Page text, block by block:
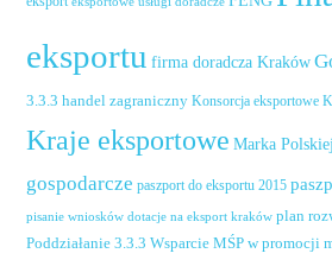
eksportu firma doradcza Kraków
3.3.3 handel zagraniczny Konsorcja eksportowe
Kraje eksportowe Marka
gospodarcze paszport do eksportu 2015
pisanie wniosków dotacje na eksport kraków plan
Poddziałanie 3.3.3 Wsparcie MŚP w promocji